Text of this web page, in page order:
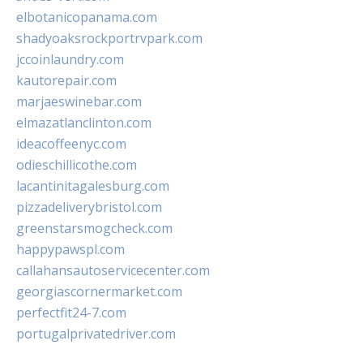
elbotanicopanama.com
shadyoaksrockportrvpark.com
jccoinlaundry.com
kautorepair.com
marjaeswinebar.com
elmazatlanclinton.com
ideacoffeenyc.com
odieschillicothe.com
lacantinitagalesburg.com
pizzadeliverybristol.com
greenstarsmogcheck.com
happypawspl.com
callahansautoservicecenter.com
georgiascornermarket.com
perfectfit24-7.com
portugalprivatedriver.com